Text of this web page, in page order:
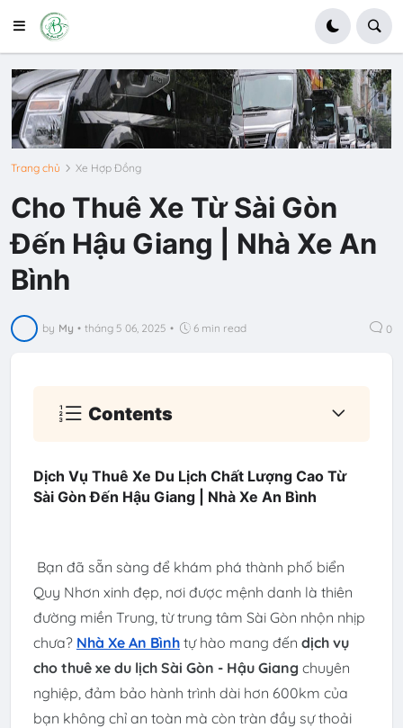
Trang chủ Xe Hợp Đồng
Cho Thuê Xe Từ Sài Gòn
Đến Hậu Giang | Nhà Xe An
Bình
by My • tháng 5 06, 2025 • 6 min read 0
Contents
Dịch Vụ Thuê Xe Du Lịch Chất Lượng Cao Từ
Sài Gòn Đến Hậu Giang | Nhà Xe An Bình
Bạn đã sẵn sàng để khám phá thành phố biển
Quy Nhơn xinh đẹp, nơi được mệnh danh là thiên
đường miền Trung, từ trung tâm Sài Gòn nhộn nhịp
chưa? Nhà Xe An Bìnhtự hào mang đến dịch vụ
cho thuê xe du lịch Sài Gòn - Hậu Giang chuyên
nghiệp, đảm bảo hành trình dài hơn 600km của
bạn không chỉ an toàn mà còn tràn đầy sự thoải